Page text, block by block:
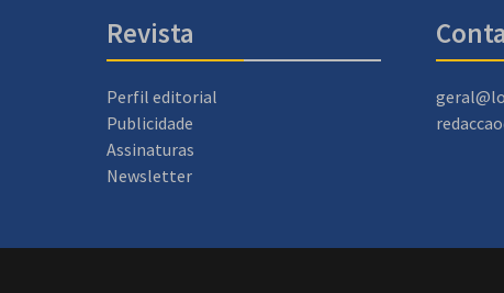
Revista
Perfil editorial
Publicidade
Assinaturas
Newsletter